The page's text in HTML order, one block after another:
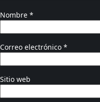
Nombre *
Correo electrónico *
Sitio web